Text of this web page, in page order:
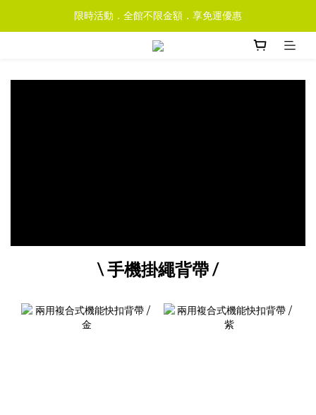
限時活動．全館不限金額．享免運優惠
\ 手機掛繩背帶 /